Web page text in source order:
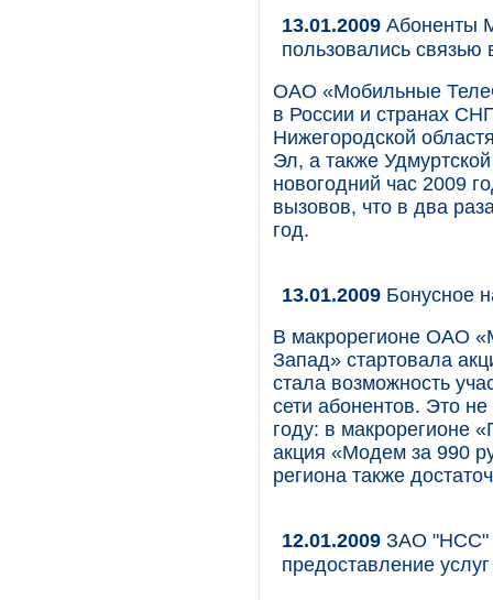
13.01.2009 Абоненты
пользовались
ОАО «Мобильные
в России и странах
Нижегородской
Эл, а также
новогодний час 2009
вызовов, что в два
год.
13.01.2009 Бонусное
В макрорегионе ОАО
Запад» стартовала
стала возможность
сети абонентов. Это
году: в макрорегионе
акция «Модем за 990
региона также
12.01.2009 ЗАО "НСС"
предоставление